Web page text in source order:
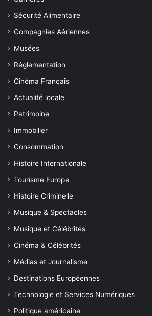
Sécurité Alimentaire
Compagnies Aériennes
Musées
Réglementation
Cinéma Français
Actualité locale
Patrimoine
Immobilier
Consommation
Histoire Internationale
Tourisme Europe
Histoire Criminelle
Musique & Spectacles
Musique et Célébrités
Cinéma & Célébrités
Médias et Journalisme
Destinations Européennes
Technologie et Services Numériques
Politique américaine